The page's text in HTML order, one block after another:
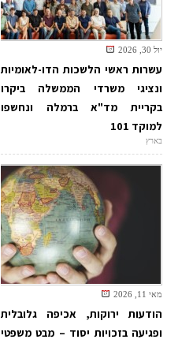
יול 30, 2026
עשרות ראשי הלשכות הדו-לאומיות
ונציגי משרדי הממשלה ביקרו
בקריית מד"א ברמלה ונחשפו
למוקד 101
בארץ
מאי 11, 2026
הודעות ירוקות, אכיפה גלובלית
ופגיעה בזכויות יסוד – מבט משפטי